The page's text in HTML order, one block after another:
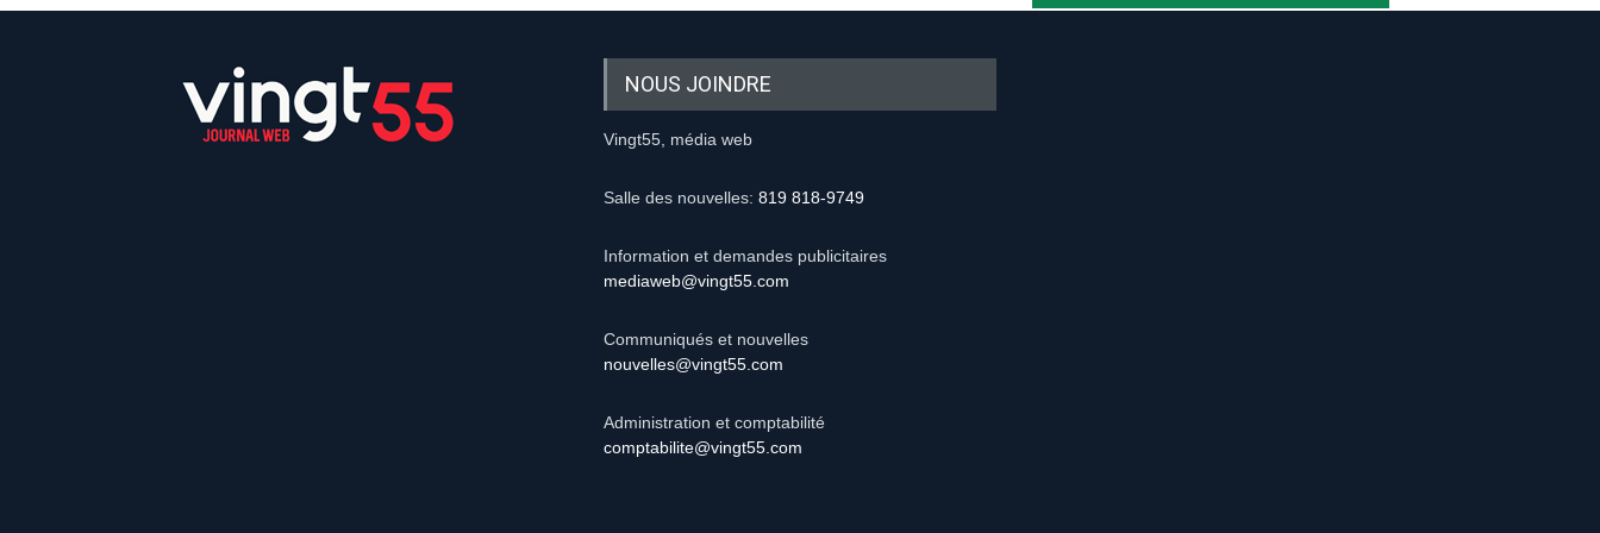
NOUS JOINDRE
Vingt55, média web
Salle des nouvelles: 819 818-9749
Information et demandes publicitaires
mediaweb@vingt55.com
Communiqués et nouvelles
nouvelles@vingt55.com
Administration et comptabilité
comptabilite@vingt55.com